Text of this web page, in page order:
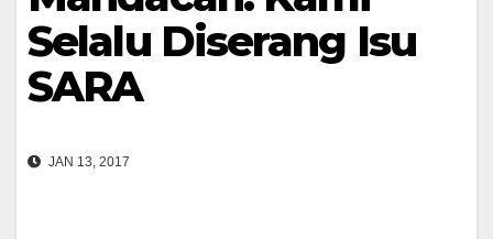
Selalu Diserang Isu
SARA
JAN 13, 2017